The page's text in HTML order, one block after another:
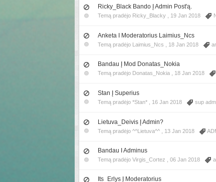
Ricky_Black Bando Į Admin Post'ą.
Temą pradėjo Ricky_Blacky , 19 Jan 2018
Anketa I Moderatorius Laimius_Ncs
Temą pradėjo Laimius_Ncs , 18 Jan 2018
Bandau Į Mod Donatas_Nokia
Temą pradėjo Donatas_Nokia , 18 Jan 2018
Stan Į Superius
Temą pradėjo *Stan* , 16 Jan 2018 sup
Lietuva_Deivis Į Admin?
Temą pradėjo ^^Lietuva^^ , 13 Jan 2018
Bandau I Adminus
Temą pradėjo Virgis_Cortez , 06 Jan 2018
Its_Erlys Į Moderatorius